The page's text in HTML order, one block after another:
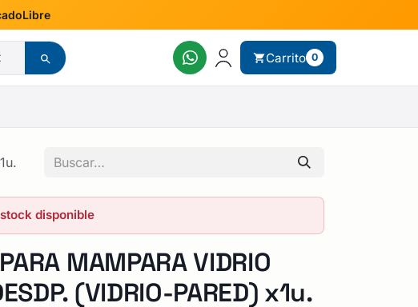
Carrito 0
disponible
MAMPARA VIDRIO
(VIDRIO-PARED) x1u.